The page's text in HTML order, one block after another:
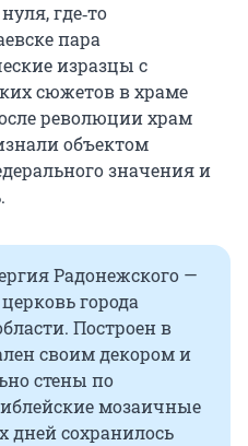
где‑то
пара
изразцы с
сюжетов в храме
революции храм
объектом
значения и
Радонежского —
города
Построен в
своим декором и
стены по
мозаичные
дней сохранилось